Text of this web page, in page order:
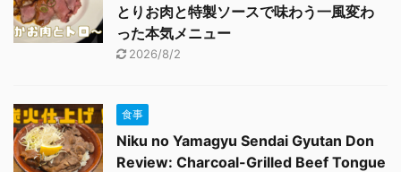
とりお肉と特製ソースで味わう一風変わ
った本気メニュー
2026/8/2
食事
Niku no Yamagyu Sendai Gyutan Don
Review: Charcoal-Grilled Beef Tongue